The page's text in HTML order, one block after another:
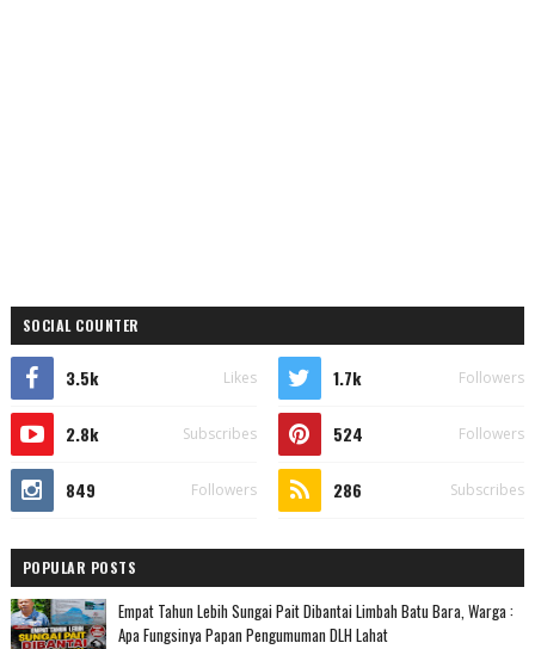
SOCIAL COUNTER
3.5k Likes 1.7k Followers
2.8k Subscribes 524 Followers
849 Followers 286 Subscribes
POPULAR POSTS
Empat Tahun Lebih Sungai Pait Dibantai Limbah Batu Bara, Warga :
Apa Fungsinya Papan Pengumuman DLH Lahat